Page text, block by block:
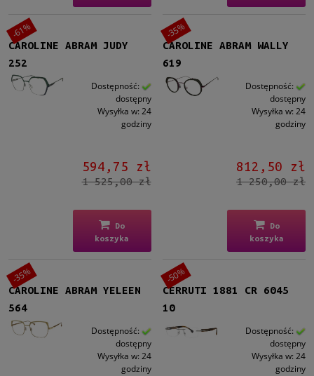
CAROLINE ABRAM JUDY
252
Dostępność:
dostępny
Wysyłka w: 24
godziny
594,75 zł
1 525,00 zł
Do
koszyka
-61%
CAROLINE ABRAM WALLY
619
Dostępność:
dostępny
Wysyłka w: 24
godziny
812,50 zł
1 250,00 zł
Do
koszyka
-35%
CAROLINE ABRAM YELEEN
564
Dostępność:
dostępny
Wysyłka w: 24
godziny
-35%
CERRUTI 1881 CR 6045
10
Dostępność:
dostępny
Wysyłka w: 24
godziny
-50%